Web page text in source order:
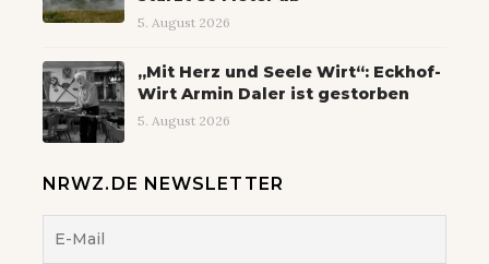
5. August 2026
„Mit Herz und Seele Wirt“: Eckhof-
Wirt Armin Daler ist gestorben
5. August 2026
NRWZ.DE NEWSLETTER